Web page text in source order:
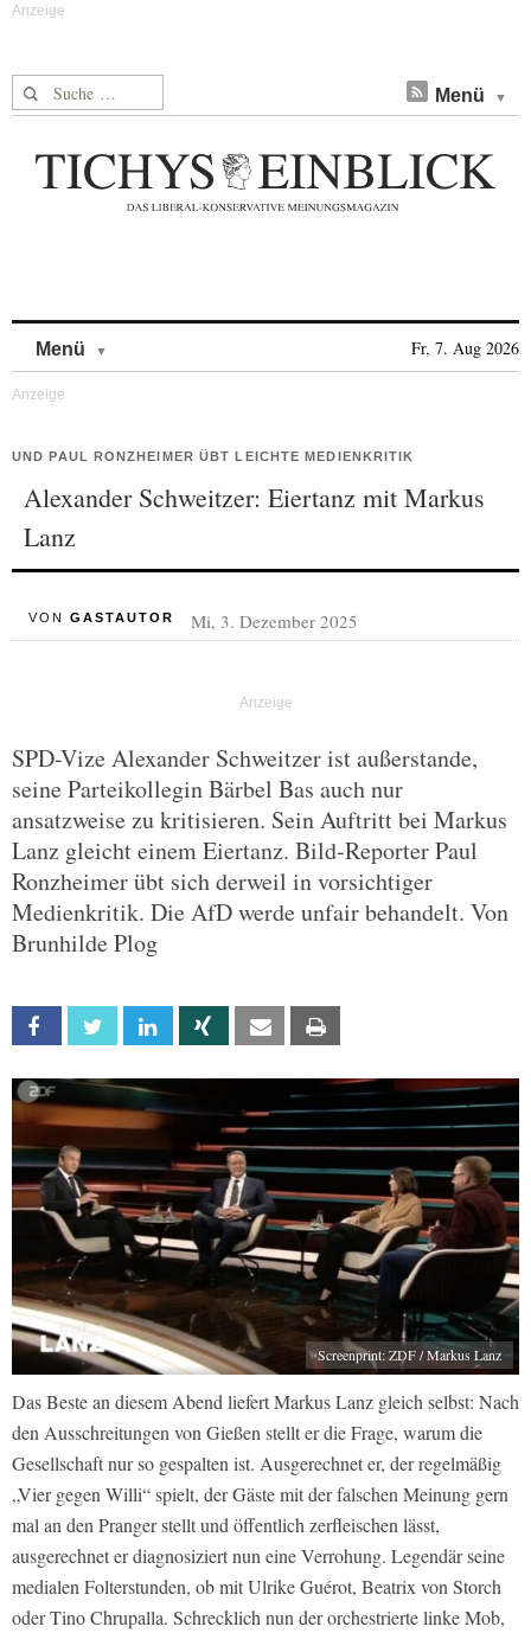
Suche nach: Menü
Menü Fr, 7. Aug 2026
UND PAUL RONZHEIMER ÜBT LEICHTE MEDIENKRITIK
Alexander Schweitzer: Eiertanz mit Markus
Lanz
VON GASTAUTOR Mi, 3. Dezember 2025
SPD-Vize Alexander Schweitzer ist außerstande,
seine Parteikollegin Bärbel Bas auch nur
ansatzweise zu kritisieren. Sein Auftritt bei Markus
Lanz gleicht einem Eiertanz. Bild-Reporter Paul
Ronzheimer übt sich derweil in vorsichtiger
Medienkritik. Die AfD werde unfair behandelt. Von
Brunhilde Plog
Facebook Twitter Linkedin Xing Email
Screenprint: ZDF / Markus Lanz
Das Beste an diesem Abend liefert Markus Lanz gleich selbst: Nach
den Ausschreitungen von Gießen stellt er die Frage, warum die
Gesellschaft nur so gespalten ist. Ausgerechnet er, der regelmäßig
„Vier gegen Willi“ spielt, der Gäste mit der falschen Meinung gern
mal an den Pranger stellt und öffentlich zerfleischen lässt,
ausgerechnet er diagnosiziert nun eine Verrohung. Legendär seine
medialen Folterstunden, ob mit Ulrike Guérot, Beatrix von Storch
oder Tino Chrupalla. Schrecklich nun der orchestrierte linke Mob,